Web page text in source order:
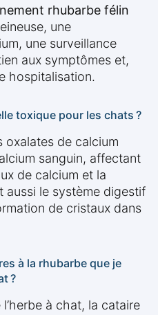
rhubarbe félin
une
une surveillance
aux symptômes et,
hospitalisation.
toxique pour les chats ?
oxalates de calcium
sanguin, affectant
de calcium et la
aussi le système digestif
de cristaux dans
à la rhubarbe que je
?
à chat, la cataire